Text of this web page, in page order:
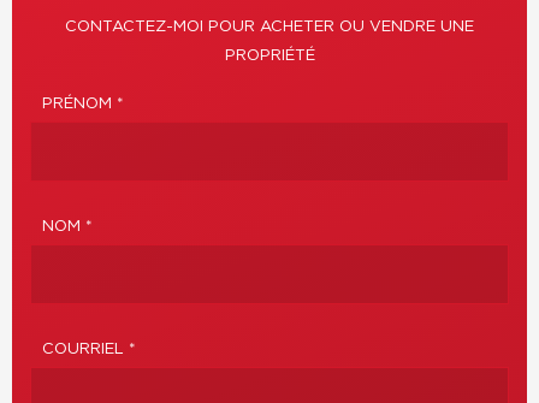
CONTACTEZ-MOI POUR ACHETER OU VENDRE UNE
PROPRIÉTÉ
PRÉNOM *
NOM *
COURRIEL *